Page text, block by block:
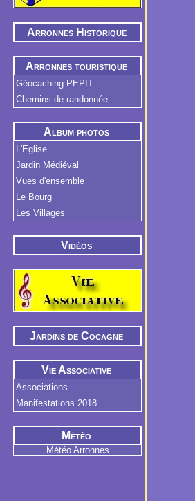
Arronnes Historique
Arronnes touristique
Géocaching PEPIT
Chemins de randonnée
Album photos
L'Eglise
Jardin Médiéval
Vues d'ensemble
Le Bourg
Les Villages
Vidéos
Jardins de Cocagne
Vie Associative
Associations
Manifestations 2018
Météo
Météo Arronnes